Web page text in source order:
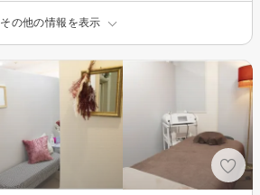
その他の情報を表示